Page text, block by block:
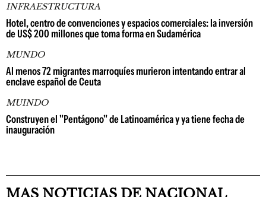
INFRAESTRUCTURA
Hotel, centro de convenciones y espacios comerciales: la inversión
de US$ 200 millones que toma forma en Sudamérica
MUNDO
Al menos 72 migrantes marroquíes murieron intentando entrar al
enclave español de Ceuta
MUINDO
Construyen el "Pentágono" de Latinoamérica y ya tiene fecha de
inauguración
MAS NOTICIAS DE NACIONAL